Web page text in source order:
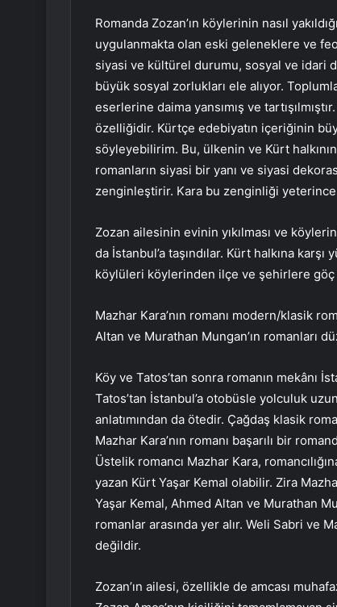
Romanda Zozan’ın köylerinin nasıl
uygulanmakta olan eski geleneklere ve
siyasi ve kültürel durumu, sosyal ve idari
büyük sosyal zorlukları ele alıyor.
eserlerine daima yansımış ve
özelliğidir. Kürtçe edebiyatın içeriğinin
söyleyebilirim. Bu, ülkenin ve Kürt
romanların siyasi bir yanı ve siyasi
zenginleştirir. Kara bu zenginliği yeterince
Zozan ailesinin evinin yıkılması ve
da İstanbul’a taşındılar. Kürt halkına
köylüleri köylerinden ilçe ve şehirlere göç
Mazhar Kara’nın romanı modern/klasik
Altan ve Murathan Mungan’ın romanları
Köy ve Tatos’tan sonra romanın mekânı
Tatos’tan İstanbul’a otobüsle yolculuk
anlatımından da ötedir. Çağdaş klasik
Mazhar Kara’nın romanı başarılı bir
Üstelik romancı Mazhar Kara,
yazan Kürt Yaşar Kemal olabilir. Zira
Yaşar Kemal, Ahmed Altan ve Murathan
romanlar arasında yer alır. Weli Sabri ve
değildir.
Zozan’ın ailesi, özellikle de amcası